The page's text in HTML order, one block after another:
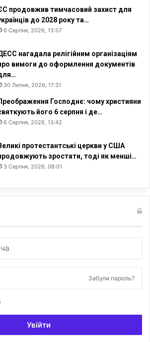
продовжив тимчасовий захист для
до 2028 року та…
6 Серпня, 2026, 13:57
нагадала релігійним організаціям
вимоги до оформлення документів
30 Липня, 2026, 17:31
Господнє: чому християни
його 6 серпня і де…
6 Серпня, 2026, 13:42
протестантські церкви у США
зростати, тоді як менші…
3 Серпня, 2026, 08:01
Забули пароль?
Увійти